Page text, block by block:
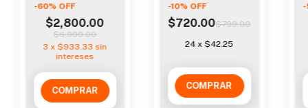
Vii+ Motor,
Transmision, A
-60% OFF
$2,800.00
$6,999.00
3 x $933.33 sin
intereses
Launchcrp129x Y
Crp129e
-10% OFF
$720.00$799.00
24 x $42.25
-